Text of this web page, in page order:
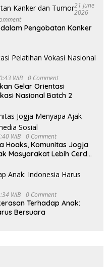
21 June
2026
Pengobatan Kanker
WIB 0 Comment
Gelar Orientasi
Nasional Batch 2
WIB 0 Comment
Hoaks, Komunitas Jogja
Masyarakat Lebih Cerdas
WIB 0 Comment
Terhadap Anak:
Bersuara